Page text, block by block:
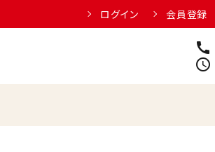
ログイン 会員登録
call
schedule